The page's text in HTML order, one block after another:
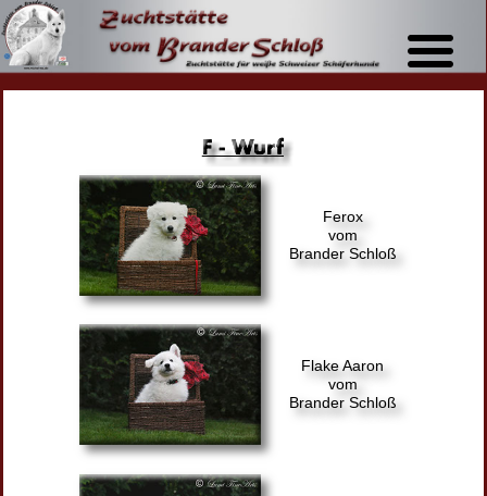
Sonstiges
Welpen
In Memory
Gästebuch
Kontakt
Links
Ferox
vom
Brander Schloß
Flake Aaron
vom
Brander Schloß